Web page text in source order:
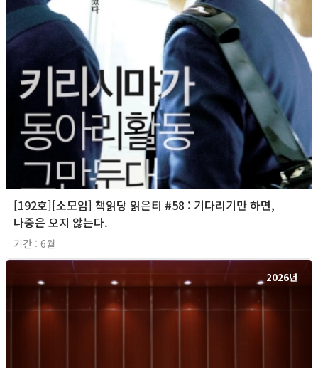
[192호][소모임] 책읽당 읽은티 #58 : 기다리기만 하면,
나중은 오지 않는다.
기간 : 6월
2026년